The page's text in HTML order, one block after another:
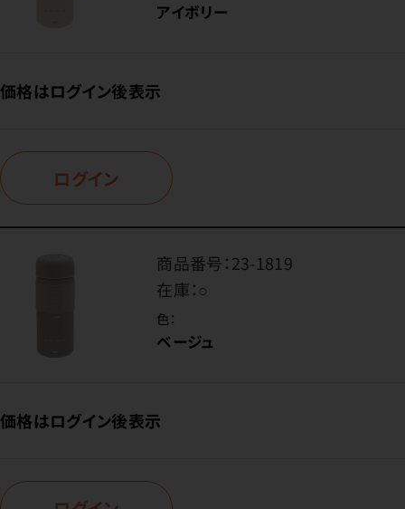
アイボリー
価格はログイン後表示
ログイン
商品番号：23-1819
在庫：○
色：
ベージュ
価格はログイン後表示